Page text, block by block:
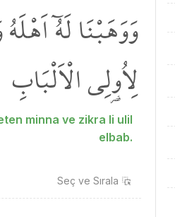
وَوَهَبْنَا لَهُٓ
لِاُو۬لِي الْاَلْبَابِ
minna ve zikra li ulil
elbab.
Seç ve Sırala